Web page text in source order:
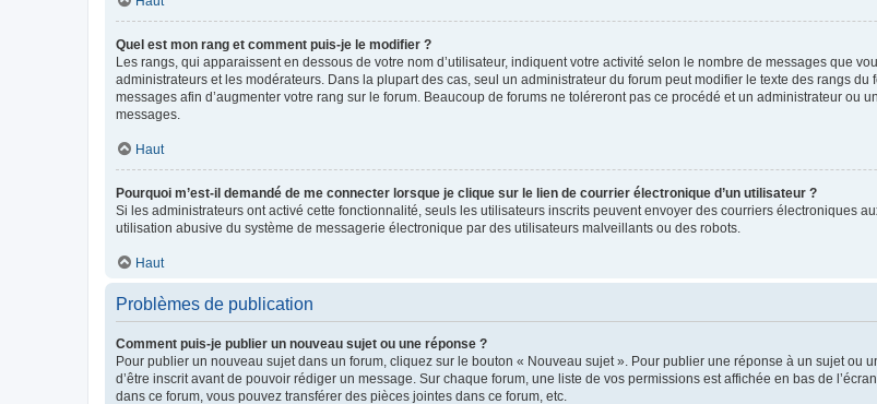
Quel est mon rang et comment puis-je le modifier ?
Les rangs, qui apparaissent en dessous de votre nom d’utilisateur, indiquent votre activité selon le nombre de messages que
administrateurs et les modérateurs. Dans la plupart des cas, seul un administrateur du forum peut modifier le texte des rangs
messages afin d’augmenter votre rang sur le forum. Beaucoup de forums ne toléreront pas ce procédé et un administrateur ou
messages.
Haut
Pourquoi m’est-il demandé de me connecter lorsque je clique sur le lien de courrier électronique d’un utilisateur ?
Si les administrateurs ont activé cette fonctionnalité, seuls les utilisateurs inscrits peuvent envoyer des courriers électroniques
utilisation abusive du système de messagerie électronique par des utilisateurs malveillants ou des robots.
Haut
Problèmes de publication
Comment puis-je publier un nouveau sujet ou une réponse ?
Pour publier un nouveau sujet dans un forum, cliquez sur le bouton « Nouveau sujet ». Pour publier une réponse à un sujet ou
d’être inscrit avant de pouvoir rédiger un message. Sur chaque forum, une liste de vos permissions est affichée en bas de
dans ce forum, vous pouvez transférer des pièces jointes dans ce forum, etc.